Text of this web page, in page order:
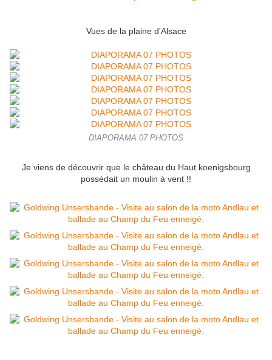
Vues de la plaine d'Alsace
DIAPORAMA 07 PHOTOS
Je viens de découvrir que le château du Haut koenigsbourg
possédait un moulin à vent !!